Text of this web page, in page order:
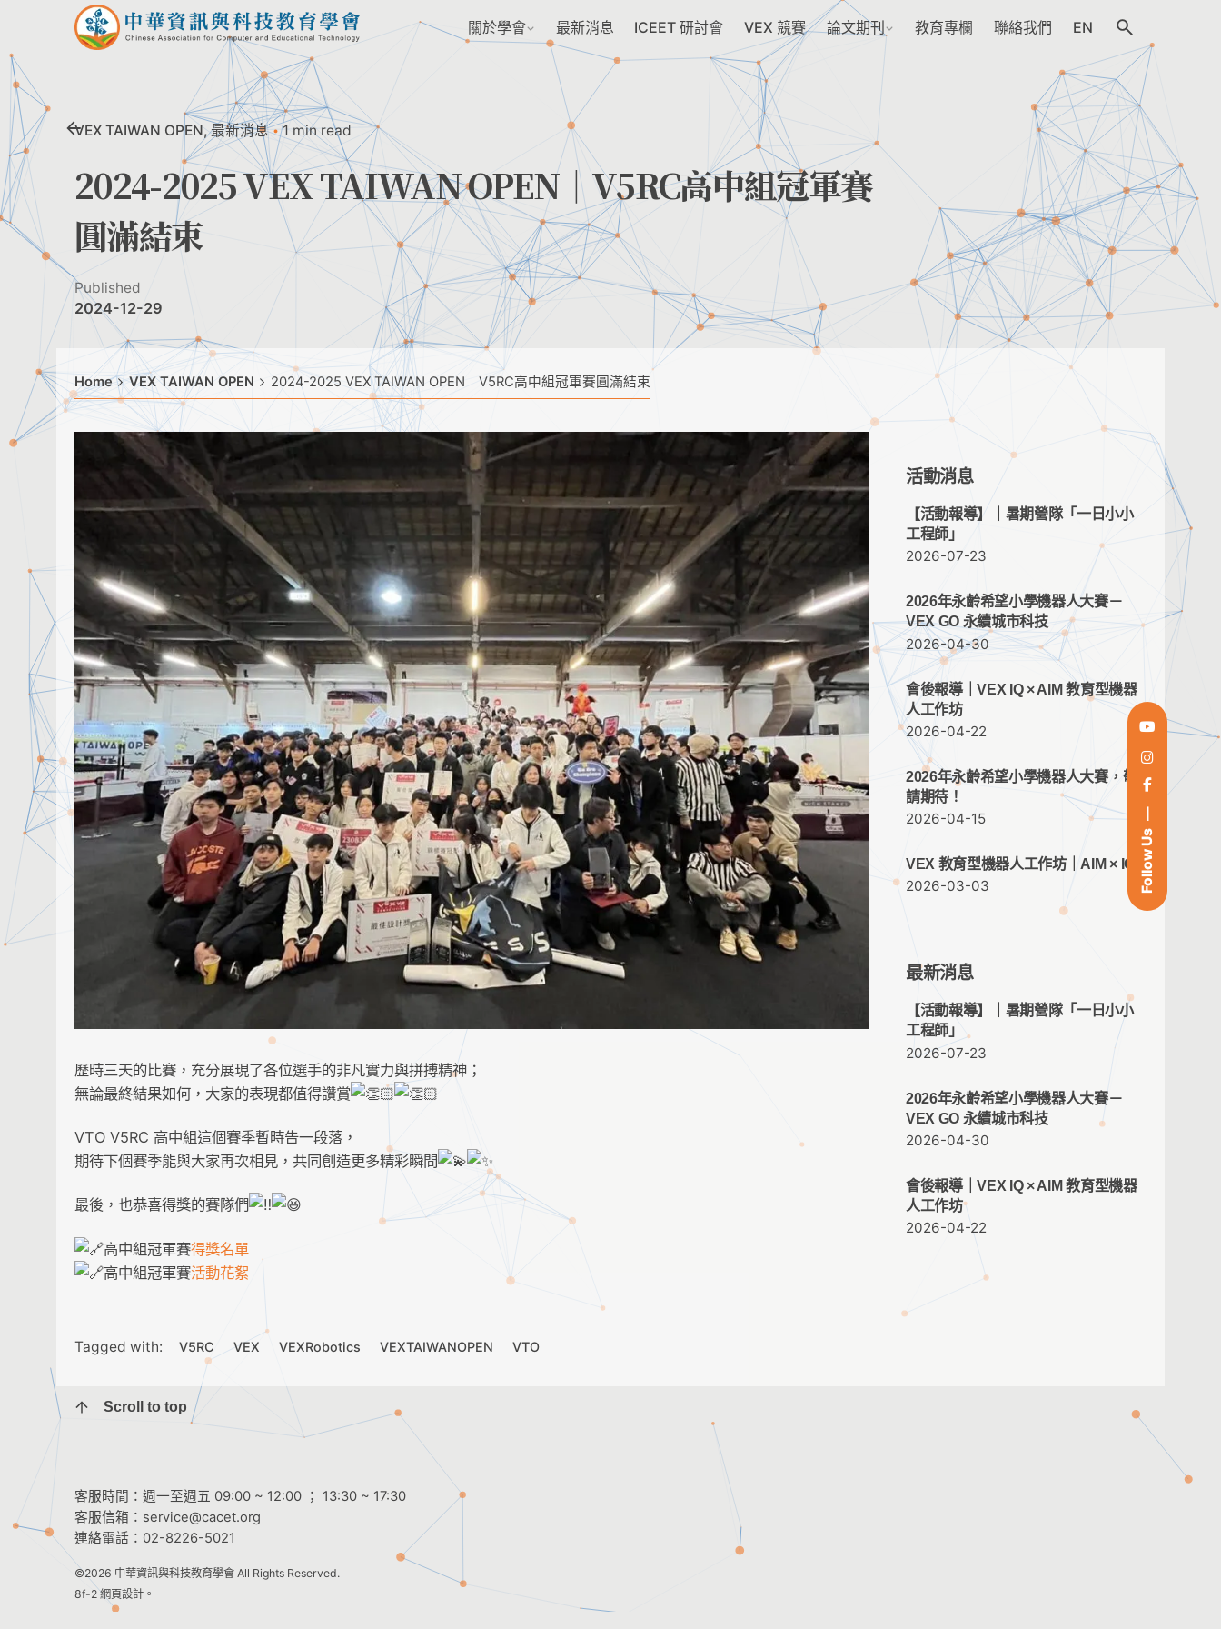
Follow Us
content
關於學會 最新消息 ICEET 研討會 VEX 競賽 論文期刊 教育專欄 聯絡我們 EN
VEX TAIWAN OPEN 最新消息 1 min read
2024-2025 VEX TAIWAN OPEN｜V5RC高中組冠軍賽
圓滿結束
Published
2024-12-29
Home VEX TAIWAN OPEN 2024-2025 VEX TAIWAN OPEN｜V5RC高中組冠軍賽圓滿結束
歷時三天的比賽，充分展現了各位選手的非凡實力與拼搏精神；
無論最終結果如何，大家的表現都值得讚賞
VTO V5RC 高中組這個賽季暫時告一段落，
期待下個賽季能與大家再次相見，共同創造更多精彩瞬間
最後，也恭喜得獎的賽隊們
高中組冠軍賽得獎名單
高中組冠軍賽活動花絮
Tagged with: V5RC VEX VEXRobotics VEXTAIWANOPEN VTO
活動消息
【活動報導】｜暑期營隊「一日小小
工程師」
2026-07-23
2026年永齡希望小學機器人大賽－
VEX GO 永續城市科技
2026-04-30
會後報導｜VEX IQ × AIM 教育型機器
人工作坊
2026-04-22
2026年永齡希望小學機器人大賽，敬
請期待！
2026-04-15
VEX 教育型機器人工作坊｜AIM × IQ
2026-03-03
最新消息
【活動報導】｜暑期營隊「一日小小
工程師」
2026-07-23
2026年永齡希望小學機器人大賽－
VEX GO 永續城市科技
2026-04-30
會後報導｜VEX IQ × AIM 教育型機器
人工作坊
2026-04-22
Scroll to top
客服時間：週一至週五 09:00 ~ 12:00 ； 13:30 ~ 17:30
客服信箱： service@cacet.org
連絡電話： 02-8226-5021
©2026 中華資訊與科技教育學會 All Rights Reserved.
8f-2 網頁設計。